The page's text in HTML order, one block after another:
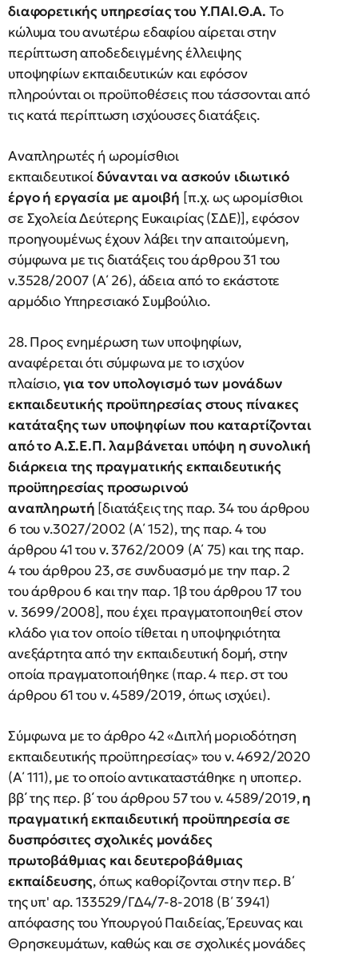
διαφορετικής υπηρεσίας του Υ.ΠΑΙ.Θ.Α. Το
κώλυμα του ανωτέρω εδαφίου αίρεται στην
περίπτωση αποδεδειγμένης έλλειψης
υποψηφίων εκπαιδευτικών και εφόσον
πληρούνται οι προϋποθέσεις που τάσσονται από
τις κατά περίπτωση ισχύουσες διατάξεις.
Αναπληρωτές ή ωρομίσθιοι
εκπαιδευτικοίδύνανται να ασκούν ιδιωτικό
έργο ή εργασία με αμοιβή [π.χ. ως ωρομίσθιοι
σε Σχολεία Δεύτερης Ευκαιρίας (ΣΔΕ)], εφόσον
προηγουμένως έχουν λάβει την απαιτούμενη,
σύμφωνα με τις διατάξεις του άρθρου 31 του
ν.3528/2007 (Α΄ 26), άδεια από το εκάστοτε
αρμόδιο Υπηρεσιακό Συμβούλιο.
28. Προς ενημέρωση των υποψηφίων,
αναφέρεται ότι σύμφωνα με το ισχύον
πλαίσιο,για τον υπολογισμό των μονάδων
εκπαιδευτικής προϋπηρεσίας στους πίνακες
κατάταξης των υποψηφίων που καταρτίζονται
από το Α.Σ.Ε.Π. λαμβάνεται υπόψη η συνολική
διάρκεια της πραγματικής εκπαιδευτικής
προϋπηρεσίας προσωρινού
αναπληρωτή [διατάξεις της παρ. 34 του άρθρου
6 του ν.3027/2002 (Α΄ 152), της παρ. 4 του
άρθρου 41 του ν. 3762/2009 (Α΄ 75) και της παρ.
4 του άρθρου 23, σε συνδυασμό με την παρ. 2
του άρθρου 6 και την παρ. 1β του άρθρου 17 του
ν. 3699/2008], που έχει πραγματοποιηθεί στον
κλάδο για τον οποίο τίθεται η υποψηφιότητα
ανεξάρτητα από την εκπαιδευτική δομή, στην
οποία πραγματοποιήθηκε (παρ. 4 περ. στ του
άρθρου 61 του ν. 4589/2019, όπως ισχύει).
Σύμφωνα με το άρθρο 42 «Διπλή μοριοδότηση
εκπαιδευτικής προϋπηρεσίας» του ν. 4692/2020
(Α΄ 111), με το οποίο αντικαταστάθηκε η υποπερ.
ββ΄ της περ. β΄ του άρθρου 57 του ν. 4589/2019,η
πραγματική εκπαιδευτική προϋπηρεσία σε
δυσπρόσιτες σχολικές μονάδες
πρωτοβάθμιας και δευτεροβάθμιας
εκπαίδευσης, όπως καθορίζονται στην περ. Β΄
της υπ' αρ. 133529/ΓΔ4/7-8-2018 (Β΄ 3941)
απόφασης του Υπουργού Παιδείας, Έρευνας και
Θρησκευμάτων, καθώς και σε σχολικές μονάδες